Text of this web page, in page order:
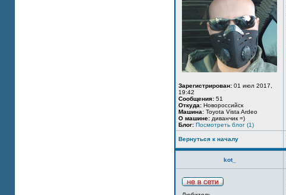
Зарегистрирован: 01 июл 2017,
19:42
Сообщения: 51
Откуда: Новороссийск
Машина: Toyota Vista Ardeo
О машине: диванчик =)
Блог: Посмотреть блог (1)
Вернуться к началу
kot_